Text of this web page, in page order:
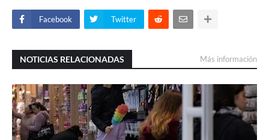
Facebook Twitter
NOTICIAS RELACIONADAS Más información